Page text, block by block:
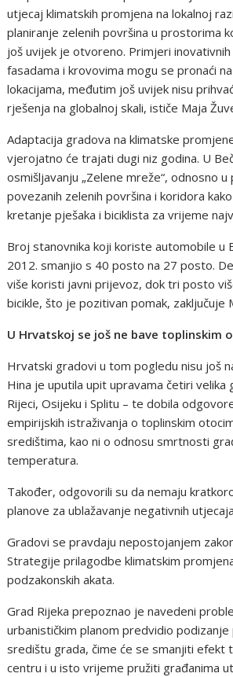
utjecaj klimatskih promjena na lokalnoj
planiranje zelenih površina u prostorima
još uvijek je otvoreno. Primjeri
fasadama i krovovima mogu se pronaći
lokacijama, međutim još uvijek nisu
rješenja na globalnoj skali, ističe Maja
Adaptacija gradova na klimatske
vjerojatno će trajati dugi niz godina. U
osmišljavanju „Zelene mreže“, odnosno
povezanih zelenih površina i koridora
kretanje pješaka i biciklista za vrijeme
Broj stanovnika koji koriste automobile u
2012. smanjio s 40 posto na 27 posto.
više koristi javni prijevoz, dok tri posto
bicikle, što je pozitivan pomak, zaključuje
U Hrvatskoj se još ne bave toplinskim
Hrvatski gradovi u tom pogledu nisu još
Hina je uputila upit upravama četiri velika
Rijeci, Osijeku i Splitu – te dobila
empirijskih istraživanja o toplinskim
središtima, kao ni o odnosu smrtnosti
temperatura.
Također, odgovorili su da nemaju
planove za ublažavanje negativnih
Gradovi se pravdaju nepostojanjem
Strategije prilagodbe klimatskim
podzakonskih akata.
Grad Rijeka prepoznao je navedeni
urbanističkim planom predvidio podizanje
središtu grada, čime će se smanjiti efekt
centru i u isto vrijeme pružiti građanima